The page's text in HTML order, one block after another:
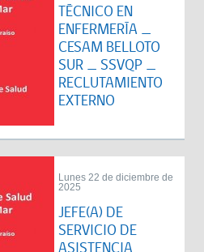
TÉCNICO EN
ENFERMERÍA _
CESAM BELLOTO
SUR _ SSVQP _
RECLUTAMIENTO
EXTERNO
Lunes 22 de diciembre de
2025
JEFE(A) DE
SERVICIO DE